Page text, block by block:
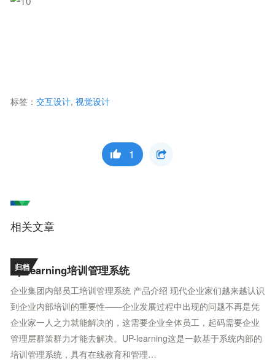
标签： 交互设计, 视觉设计
1
相关文章
归档
UpLearning培训管理系统
企业集团内部员工培训管理系统 产品介绍 现代企业家们越来越认识
到企业内部培训的重要性——企业发展过程中出现的问题不再是凭
企业家一人之力就能解决的，这需要企业全体员工，起码需要企业
管理层群策群力才能去解决。UP-learning这是一款基于系统内部的
培训管理系统，具有在线教育和管理…